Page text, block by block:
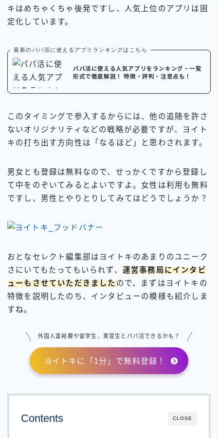
キはめちゃくちゃ後発ですし、人気上位のアプリは固
定化しています。
最新のパパ活に使えるアプリランキングはこちら
パパ活に使える人気アプリをランキング・一覧
形式で徹底解説！ 特徴・評判・注意点も！
このタイミングで参入するからには、他の追随を許さ
ないオリジナリティなどの戦略が必要ですが、ヨイト
キの打ち出す方向性は「なるほど」と思わされます。
男女とも登録は無料なので、せっかくですから登録し
て中をのぞいてみるとよいですよ。女性は利用も無料
ですし、男性とやりとりしてみてはどうでしょうか？
おとなセレクト編集部はヨイトキのあまりのユニーク
さにいてもたってもいられず、 運営事務局にインタビ
ューもさせていただきました ので、まずはヨイトキの
特徴を説明したのち、インタビューの模様も紹介しま
すね。
外国人富裕層や留学生、実習生とパパ活できるかも？
ヨイトキに「1分」で無料登録！
CLOSE
Contents